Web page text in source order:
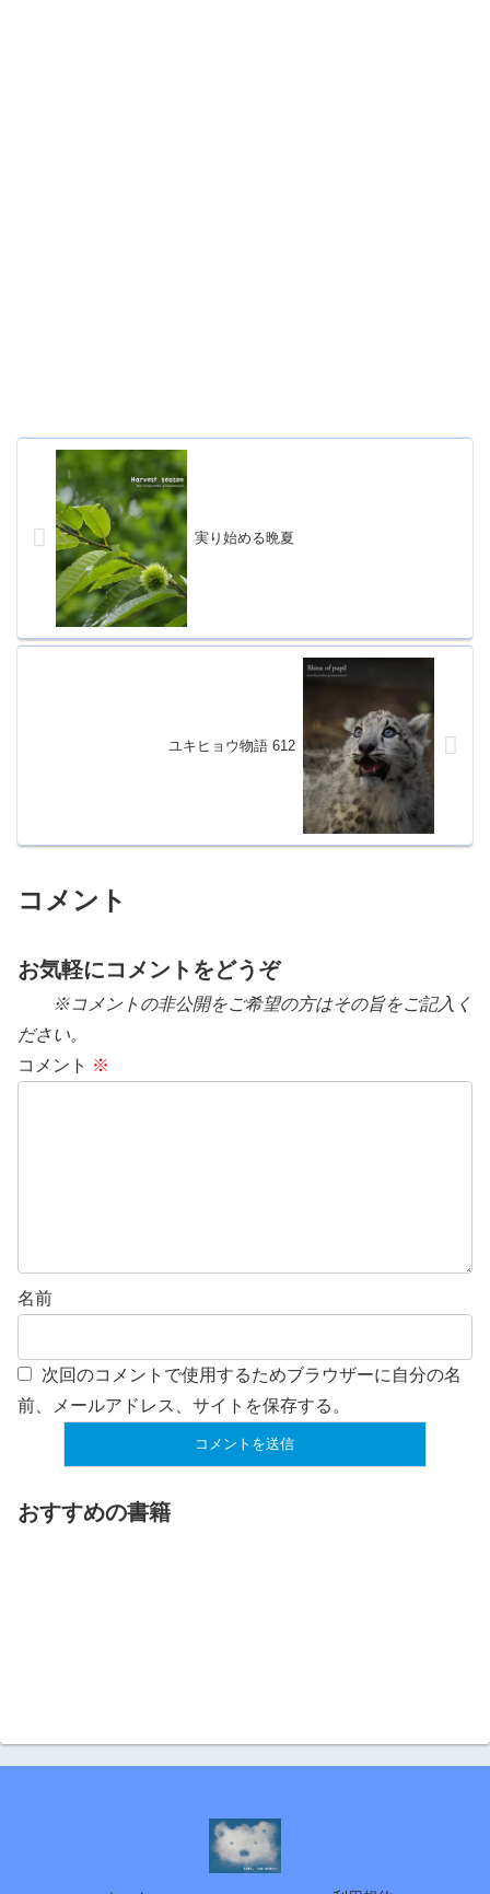
実り始める晩夏
ユキヒョウ物語 612
コメント
お気軽にコメントをどうぞ
※コメントの非公開をご希望の方はその旨をご記入く
ださい。
コメント ※
名前
次回のコメントで使用するためブラウザーに自分の名
前、メールアドレス、サイトを保存する。
おすすめの書籍